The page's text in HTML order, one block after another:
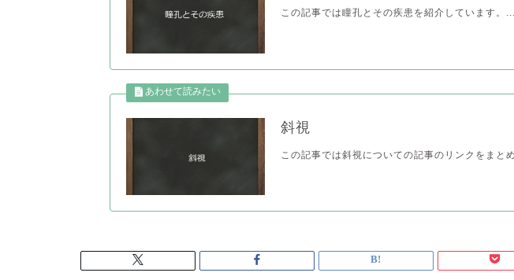
この記事では瞳孔とその疾患を紹介しています。...
斜視
この記事では斜視についての記事のリンクをまと